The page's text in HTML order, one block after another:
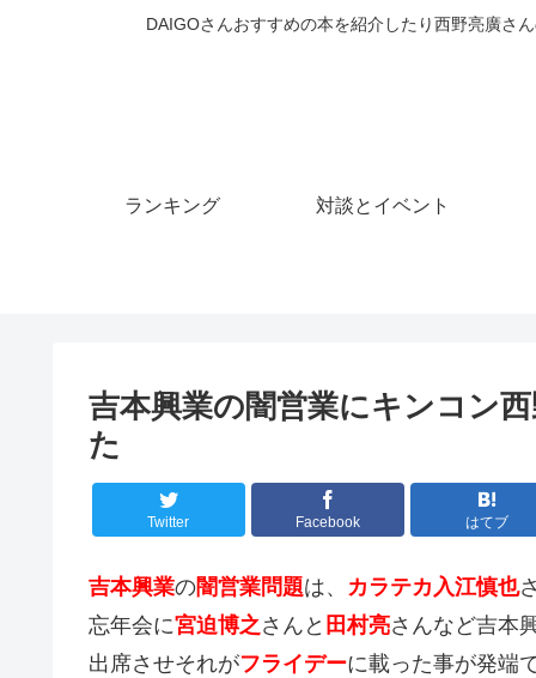
DAIGOさんおすすめの本を紹介したり西野亮廣さ
ランキング 対談とイベント
吉本興業の闇営業にキンコン
た
Twitter Facebook はてブ
吉本興業の闇営業問題は、 カラテカ入江慎也
忘年会に宮迫博之さんと 田村亮さんなど吉本
出席させそれがフライデーに載った事が発端